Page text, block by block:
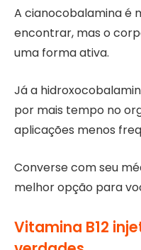
A cianocobalamina é
encontrar, mas o
uma forma ativa.
Já a
por mais tempo no
aplicações menos
Converse com seu
melhor opção para
Vitamina B12